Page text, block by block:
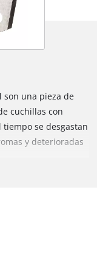
son una pieza de
cuchillas con
tiempo se desgastan
y deterioradas
afiladas por
el cambio de